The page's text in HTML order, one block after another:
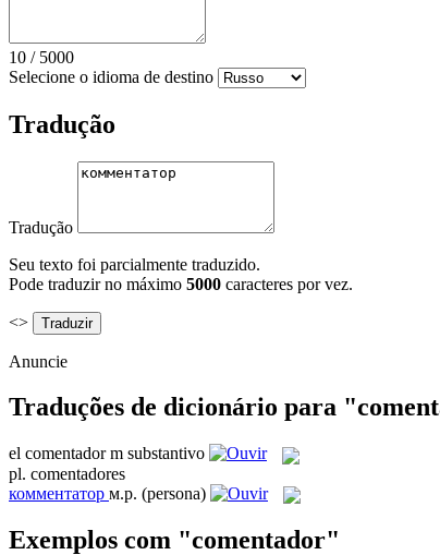
10 / 5000
Selecione o idioma de destino
Tradução
Tradução
Seu texto foi parcialmente traduzido.
Pode traduzir no máximo 5000 caracteres por vez.
<>
Anuncie
Traduções de dicionário para
el comentador m substantivo
pl. comentadores
комментатор м.р. (persona)
Exemplos com "comentador"